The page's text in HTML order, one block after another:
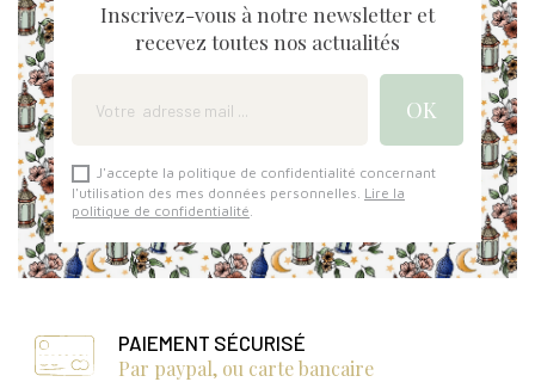
Inscrivez-vous à notre newsletter et
recevez toutes nos actualités
J'accepte la politique de confidentialité concernant
l'utilisation des mes données personnelles. Lire la
politique de confidentialité
PAIEMENT SÉCURISÉ
Par paypal, ou carte bancaire